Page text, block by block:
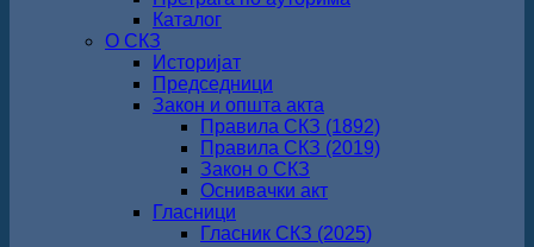
Каталог
О СКЗ
Историјат
Председници
Закон и општа акта
Правила СКЗ (1892)
Правила СКЗ (2019)
Закон о СКЗ
Оснивачки акт
Гласници
Гласник СКЗ (2025)